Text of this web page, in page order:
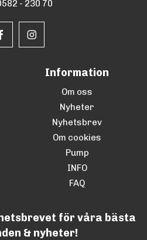
- 230 70
Information
Om oss
Nyheter
Nyhetsbrev
Om cookies
Pump
INFO
FAQ
för våra bästa
& nyheter!